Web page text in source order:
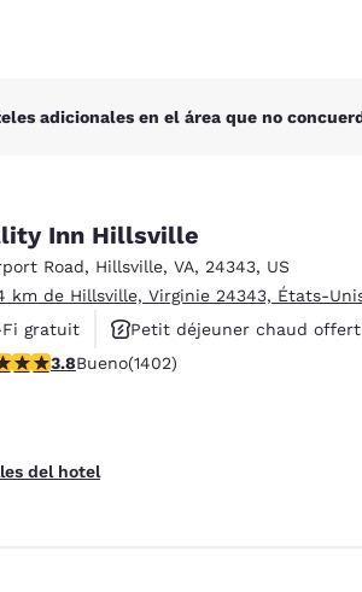
adicionales en el área que no
Inn Hillsville
Road, Hillsville, VA, 24343, US
km de Hillsville, Virginie 24343, États-
gratuit
Petit déjeuner chaud offert
acceptés
de 3.8 estrellas. Bueno. 1402 reseñas
3.8Bueno(1402)
del hotel